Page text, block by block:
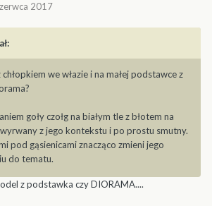
2017
we włazie i na małej podstawce z
goły czołg na białym tle z błotem na
z jego kontekstu i po prostu smutny.
pod gąsienicami znacząco zmieni jego
do tematu.
z podstawka czy DIORAMA....